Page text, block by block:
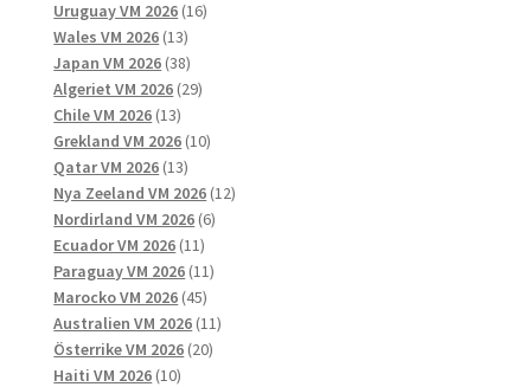
produkter
Uruguay VM 2026 1616
Wales VM 2026 1313
produkter
Japan VM 2026 3838
produkter
Algeriet VM 2026 2929
Chile VM 2026 1313
produkter
Grekland VM 2026 1010
Qatar VM 2026 1313
produkter
Nya Zeeland VM 2026 1212
Nordirland VM 2026 66
Ecuador VM 2026 1111
produkter
Paraguay VM 2026 1111
Marocko VM 2026 4545
produkter
Australien VM 2026 1111
Österrike VM 2026 2020
Haiti VM 2026 1010